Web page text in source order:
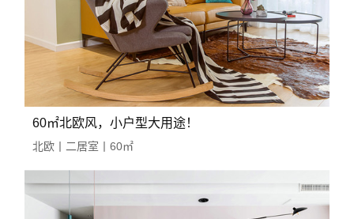
60㎡北欧风，小户型大用途！
北欧丨二居室丨60㎡